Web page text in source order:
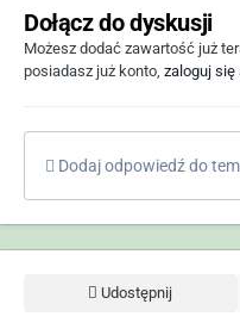
Dołącz do dyskusji
Możesz dodać zawartość już
posiadasz już konto, zaloguj się
Dodaj odpowiedź do
Udostępnij